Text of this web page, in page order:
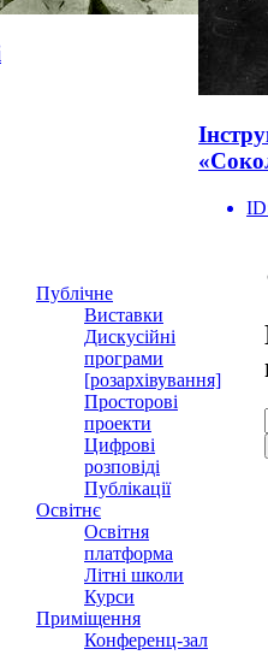
Публічне
Виставки
Дискусійні
програми
[розархівування]
Просторові
проекти
Цифрові
розповіді
Публікації
Освітнє
Освітня
платформа
Літні школи
Курси
Приміщення
Конференц-зал